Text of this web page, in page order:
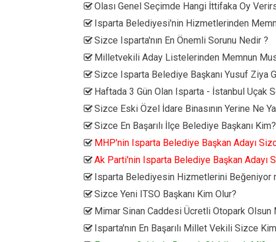
Olası Genel Seçimde Hangi İttifaka Oy
Isparta Belediyesi'nin Hizmetlerinden
Sizce Isparta'nın En Önemli Sorunu Nedir ?
Milletvekili Aday Listelerinden Memnun
Sizce Isparta Belediye Başkanı Yusuf Ziya
Haftada 3 Gün Olan Isparta - İstanbul Uçak
Sizce Eski Özel İdare Binasının Yerine Ne
Sizce En Başarılı İlçe Belediye Başkanı Kim?
MHP'nin Isparta Belediye Başkan Adayı
Ak Parti'nin Isparta Belediye Başkan Adayı
Isparta Belediyesin Hizmetlerini Beğeniyor
Sizce Yeni ITSO Başkanı Kim Olur?
Mimar Sinan Caddesi Ücretli Otopark Olsun
Isparta'nın En Başarılı Millet Vekili Sizce